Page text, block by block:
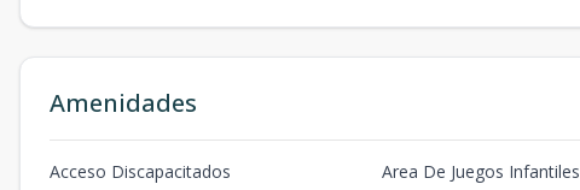
Amenidades
Acceso Discapacitados Area De Juegos Infantiles